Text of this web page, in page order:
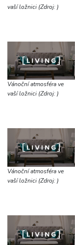
vaší ložnici (Zdroj: )
Vánoční atmosféra ve
vaší ložnici (Zdroj: )
Vánoční atmosféra ve
vaší ložnici (Zdroj: )